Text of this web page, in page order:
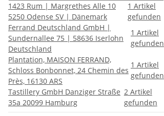
1423 Rum | Margrethes Alle 10
5250 Odense SV | Dänemark
1 Artikel
gefunden
Ferrand Deutschland GmbH |
Sundernallee 75 | 58636 Iserlohn
Deutschland
1 Artikel
gefunden
Plantation, MAISON FERRAND,
Schloss Bonbonnet, 24 Chemin des
Près, 16130 ARS
1 Artikel
gefunden
Tastillery GmbH Danziger Straße
35a 20099 Hamburg
2 Artikel
gefunden